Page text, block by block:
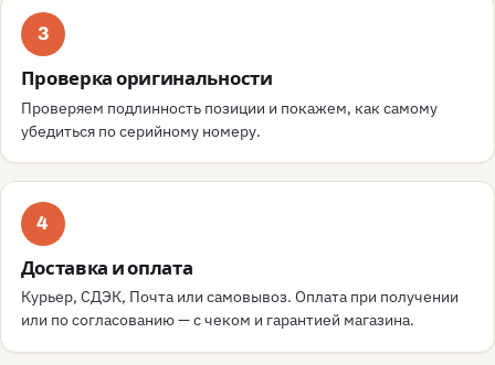
3
Проверка оригинальности
Проверяем подлинность позиции и покажем, как самому
убедиться по серийному номеру.
4
Доставка и оплата
Курьер, СДЭК, Почта или самовывоз. Оплата при получении
или по согласованию — с чеком и гарантией магазина.